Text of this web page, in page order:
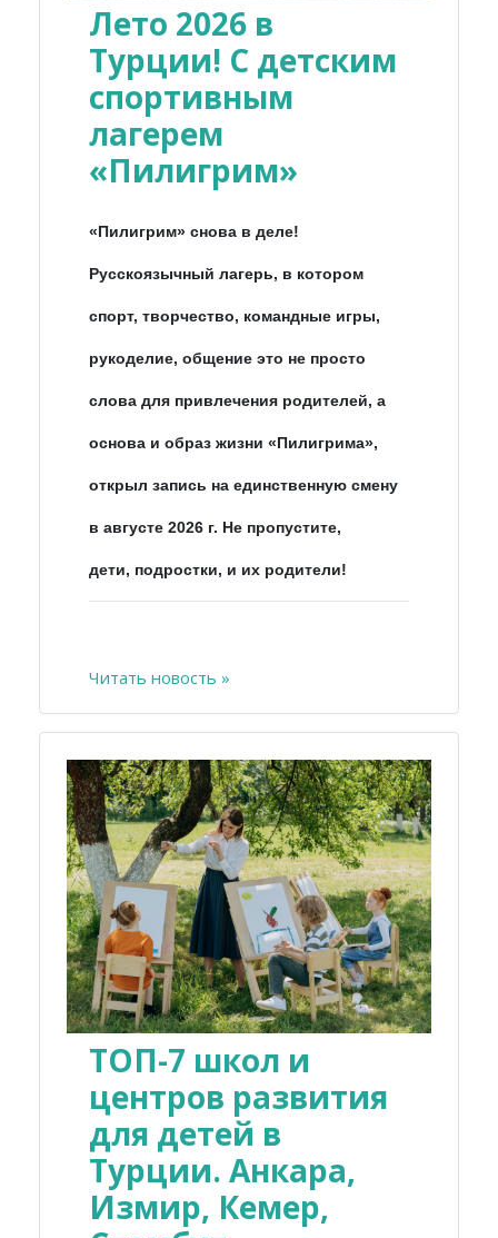
Лето 2026 в
Турции! С детским
спортивным
лагерем
«Пилигрим»
«Пилигрим» снова в деле!
Русскоязычный лагерь, в котором
спорт, творчество, командные игры,
рукоделие, общение это не просто
слова для привлечения родителей, а
основа и образ жизни «Пилигрима»,
открыл запись на единственную смену
в августе 2026 г. Не пропустите,
дети, подростки, и их родители!
Читать новость »
ТОП-7 школ и
центров развития
для детей в
Турции. Анкара,
Измир, Кемер,